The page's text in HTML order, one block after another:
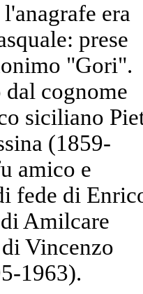
era
prese
"Gori".
cognome
siciliano
(1859-
amico e
fede di
Amilcare
Vincenzo
1963).